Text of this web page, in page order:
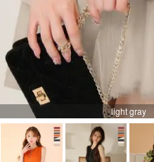
light gray